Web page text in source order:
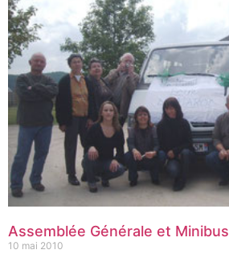
Assemblée Générale et Minibus
10 mai 2010